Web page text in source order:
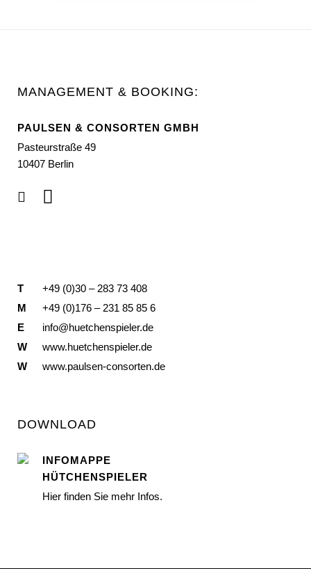
MANAGEMENT & BOOKING:
PAULSEN & CONSORTEN GMBH
Pasteurstraße 49
10407 Berlin
T
+49 (0)30 – 283 73 408
M
+49 (0)176 – 231 85 85 6
E
info@huetchenspieler.de
W
www.huetchenspieler.de
W
www.paulsen-consorten.de
DOWNLOAD
INFOMAPPE
HÜTCHENSPIELER
Hier finden Sie mehr Infos.